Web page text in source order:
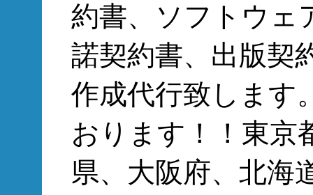
約書、ソフトウェ
諾契約書、出版契
作成代行致します
おります！！東京
県、大阪府、北海